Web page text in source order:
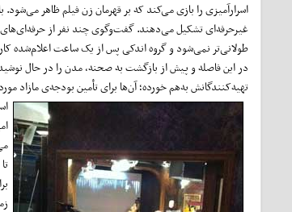
اسرارآمیزی را بازی می‌کند که بر قهرمان زن فیلم ظاهر
غیرحرفه‌ای تشکیل می‌دهند. گفت‌وگوی چند نفر از حرفه‌ای‌های
طولانی‌تر نمی‌شود و گروه اندکی پس از یک ساعت اعلام‌شده
در این فاصله و پیش از بازگشت به صحنه، مدن را در حال
تهیه‌کنندگانش به‌هم خورده؛ آن‌ها برای تأمین بودجه‌ی مازاد